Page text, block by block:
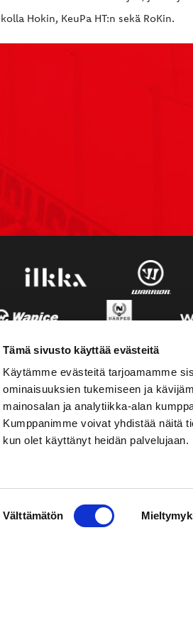
Tämä sivusto käyttää evästeitä
Käytämme evästeitä tarjoamamme
ominaisuuksien tukemiseen ja
mainosalan ja analytiikka-alan
Kumppanimme voivat yhdistää näitä
kun olet käyttänyt heidän palvelujaan.
Välttämätön
Hokin, KeuPa HT:n sekä RoKin.
Oy
YHTEYSTIEDOT
Puh: 02 01 555 600